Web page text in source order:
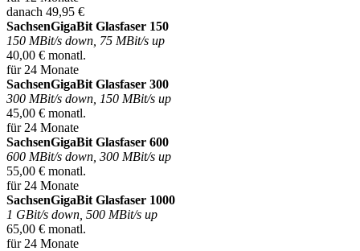
danach 49,95 €
SachsenGigaBit Glasfaser 150
150 MBit/s down, 75 MBit/s up
40,00 € monatl.
für 24 Monate
SachsenGigaBit Glasfaser 300
300 MBit/s down, 150 MBit/s up
45,00 € monatl.
für 24 Monate
SachsenGigaBit Glasfaser 600
600 MBit/s down, 300 MBit/s up
55,00 € monatl.
für 24 Monate
SachsenGigaBit Glasfaser 1000
1 GBit/s down, 500 MBit/s up
65,00 € monatl.
für 24 Monate